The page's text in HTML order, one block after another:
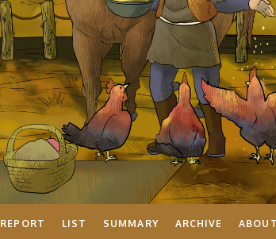
REPORT LIST SUMMARY ARCHIVE